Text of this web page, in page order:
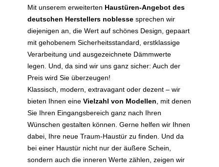
Mit unserem erweiterten Haustüren-Angebot des
deutschen Herstellers noblesse sprechen wir
diejenigen an, die Wert auf schönes Design, gepaart
mit gehobenem Sicherheitsstandard, erstklassige
Verarbeitung und ausgezeichnete Dämmwerte
legen. Und, da sind wir uns ganz sicher: Auch der
Preis wird Sie überzeugen!
Klassisch, modern, extravagant oder dezent – wir
bieten Ihnen eine Vielzahl von Modellen , mit denen
Sie Ihren Eingangsbereich ganz nach Ihren
Wünschen gestalten können. Gerne helfen wir Ihnen
dabei, Ihre neue Traum-Haustür zu finden. Und da
bei einer Haustür nicht nur der äußere Schein,
sondern auch die inneren Werte zählen, zeigen wir